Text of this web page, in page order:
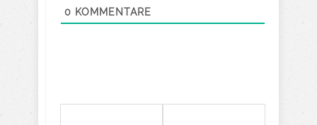
0 KOMMENTARE